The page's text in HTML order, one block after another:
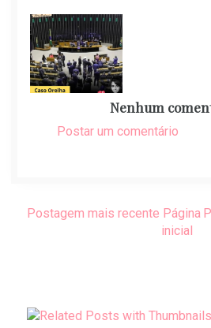
Nenhum
Postar um comentário
Postagem mais recente Página
inicial